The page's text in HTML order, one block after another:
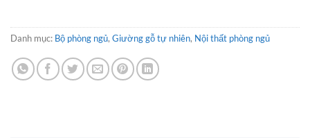
Danh mục: Bộ phòng ngủ, Giường gỗ tự nhiên, Nội thất phòng ngủ